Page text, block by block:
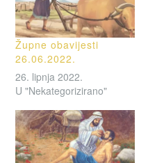
Župne obavijesti
26.06.2022.
26. lipnja 2022.
U "Nekategorizirano"